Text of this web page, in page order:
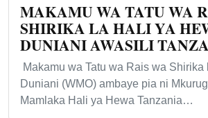
MAKAMU WA TATU WA
SHIRIKA LA HALI YA
DUNIANI AWASILI
Makamu wa Tatu wa Rais wa
Duniani (WMO) ambaye pia ni
Mamlaka Hali ya Hewa Tanzania…